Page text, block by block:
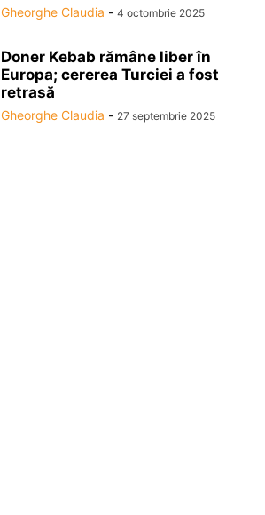
Gheorghe Claudia - 4 octombrie 2025
Doner Kebab rămâne liber în
Europa; cererea Turciei a fost
retrasă
Gheorghe Claudia - 27 septembrie 2025